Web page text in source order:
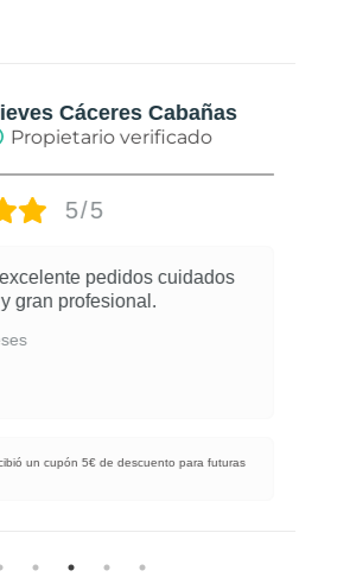
Cáceres Cabañas
verificado
5/5
pedidos cuidados
gran profesional.
un cupón 5€ de descuento para futuras